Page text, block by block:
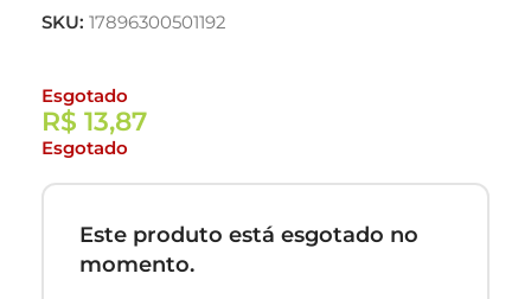
SKU: 17896300501192
Esgotado
R$ 13,87
Esgotado
Este produto está esgotado no
momento.